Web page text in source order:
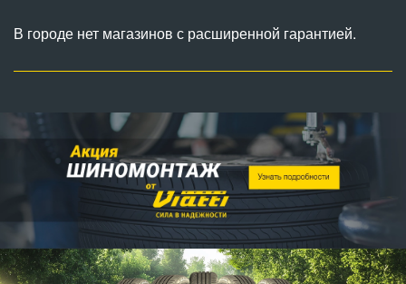
В городе нет магазинов с расширенной гарантией.